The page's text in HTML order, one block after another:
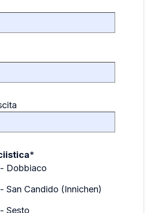
*
Dobbiaco
San Candido (Innichen)
Sesto